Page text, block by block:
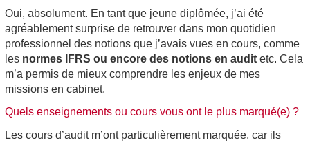
Oui, absolument. En tant que jeune diplômée, j’ai été
agréablement surprise de retrouver dans mon quotidien
professionnel des notions que j’avais vues en cours, comme
les normes IFRS ou encore des notions en auditetc. Cela
m’a permis de mieux comprendre les enjeux de mes
missions en cabinet.
Quels enseignements ou cours vous ont le plus marqué(e) ?
Les cours d’audit m’ont particulièrement marquée, car ils